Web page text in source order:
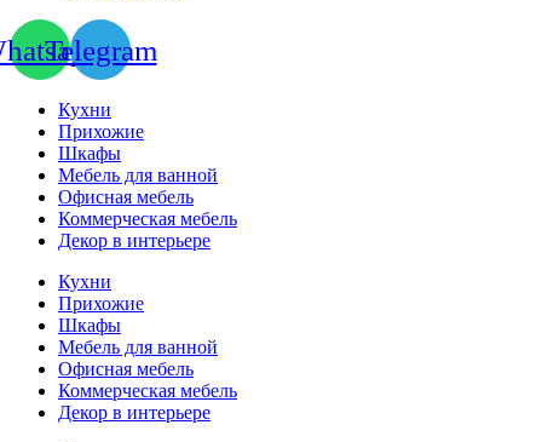
Telegram
Кухни
Прихожие
Шкафы
Мебель для ванной
Офисная мебель
Коммерческая мебель
Декор в интерьере
Кухни
Прихожие
Шкафы
Мебель для ванной
Офисная мебель
Коммерческая мебель
Декор в интерьере